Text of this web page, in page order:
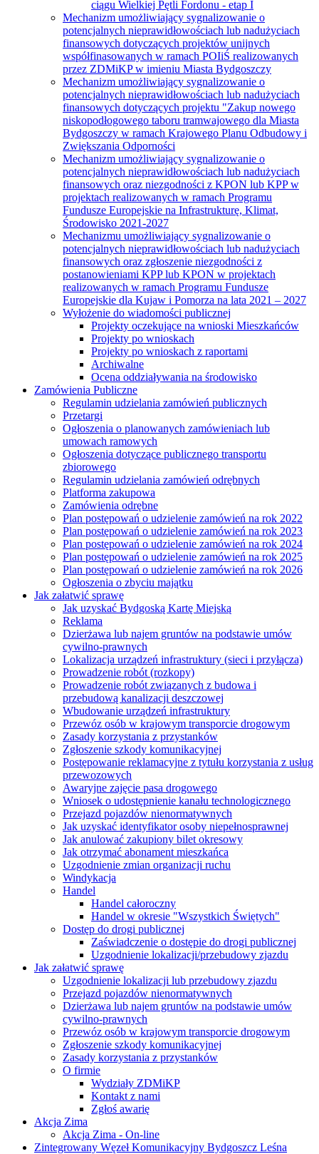
ciągu Wielkiej Pętli Fordonu - etap I
Mechanizm umożliwiający sygnalizowanie o
potencjalnych nieprawidłowościach lub nadużyciach
finansowych dotyczących projektów unijnych
współfinasowanych w ramach POIiŚ realizowanych
przez ZDMiKP w imieniu Miasta Bydgoszczy
Mechanizm umożliwiający sygnalizowanie o
potencjalnych nieprawidłowościach lub nadużyciach
finansowych dotyczących projektu "Zakup nowego
niskopodłogowego taboru tramwajowego dla Miasta
Bydgoszczy w ramach Krajowego Planu Odbudowy i
Zwiększania Odporności
Mechanizm umożliwiający sygnalizowanie o
potencjalnych nieprawidłowościach lub nadużyciach
finansowych oraz niezgodności z KPON lub KPP w
projektach realizowanych w ramach Programu
Fundusze Europejskie na Infrastrukturę, Klimat,
Środowisko 2021-2027
Mechanizmu umożliwiający sygnalizowanie o
potencjalnych nieprawidłowościach lub nadużyciach
finansowych oraz zgłoszenie niezgodności z
postanowieniami KPP lub KPON w projektach
realizowanych w ramach Programu Fundusze
Europejskie dla Kujaw i Pomorza na lata 2021 – 2027
Wyłożenie do wiadomości publicznej
Projekty oczekujące na wnioski Mieszkańców
Projekty po wnioskach
Projekty po wnioskach z raportami
Archiwalne
Ocena oddziaływania na środowisko
Zamówienia Publiczne
Regulamin udzielania zamówień publicznych
Przetargi
Ogłoszenia o planowanych zamówieniach lub
umowach ramowych
Ogłoszenia dotyczące publicznego transportu
zbiorowego
Regulamin udzielania zamówień odrębnych
Platforma zakupowa
Zamówienia odrębne
Plan postępowań o udzielenie zamówień na rok 2022
Plan postępowań o udzielenie zamówień na rok 2023
Plan postępowań o udzielenie zamówień na rok 2024
Plan postępowań o udzielenie zamówień na rok 2025
Plan postępowań o udzielenie zamówień na rok 2026
Ogłoszenia o zbyciu majątku
Jak załatwić sprawę
Jak uzyskać Bydgoską Kartę Miejską
Reklama
Dzierżawa lub najem gruntów na podstawie umów
cywilno-prawnych
Lokalizacja urządzeń infrastruktury (sieci i przyłącza)
Prowadzenie robót (rozkopy)
Prowadzenie robót związanych z budowa i
przebudową kanalizacji deszczowej
Wbudowanie urządzeń infrastruktury
Przewóz osób w krajowym transporcie drogowym
Zasady korzystania z przystanków
Zgłoszenie szkody komunikacyjnej
Postępowanie reklamacyjne z tytułu korzystania z usług
przewozowych
Awaryjne zajęcie pasa drogowego
Wniosek o udostępnienie kanału technologicznego
Przejazd pojazdów nienormatywnych
Jak uzyskać identyfikator osoby niepełnosprawnej
Jak anulować zakupiony bilet okresowy
Jak otrzymać abonament mieszkańca
Uzgodnienie zmian organizacji ruchu
Windykacja
Handel
Handel całoroczny
Handel w okresie "Wszystkich Świętych"
Dostęp do drogi publicznej
Zaświadczenie o dostępie do drogi publicznej
Uzgodnienie lokalizacji/przebudowy zjazdu
Jak załatwić sprawę
Uzgodnienie lokalizacji lub przebudowy zjazdu
Przejazd pojazdów nienormatywnych
Dzierżawa lub najem gruntów na podstawie umów
cywilno-prawnych
Przewóz osób w krajowym transporcie drogowym
Zgłoszenie szkody komunikacyjnej
Zasady korzystania z przystanków
O firmie
Wydziały ZDMiKP
Kontakt z nami
Zgłoś awarię
Akcja Zima
Akcja Zima - On-line
Zintegrowany Węzeł Komunikacyjny Bydgoszcz Leśna